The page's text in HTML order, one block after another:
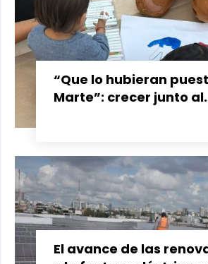
“Que lo hubieran
Marte”: crecer junto al
El avance de las